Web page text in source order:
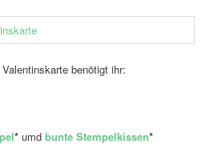
benötigt ihr:
* umd bunte Stempelkissen*